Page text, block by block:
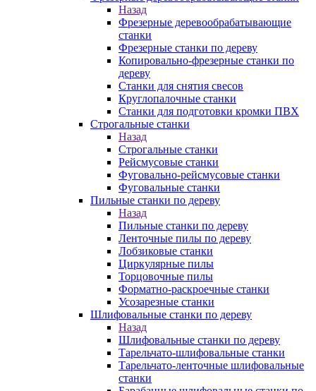
Назад
Фрезерные деревообрабатывающие
станки
Фрезерные станки по дереву
Копировально-фрезерные станки по
дереву
Станки для снятия свесов
Круглопалочные станки
Станки для подготовки кромки ПВХ
Строгальные станки
Назад
Строгальные станки
Рейсмусовые станки
Фуговально-рейсмусовые станки
Фуговальные станки
Пильные станки по дереву
Назад
Пильные станки по дереву
Ленточные пилы по дереву
Лобзиковые станки
Циркулярные пилы
Торцовочные пилы
Форматно-раскроечные станки
Усозарезные станки
Шлифовальные станки по дереву
Назад
Шлифовальные станки по дереву
Тарельчато-шлифовальные станки
Тарельчато-ленточные шлифовальные
станки